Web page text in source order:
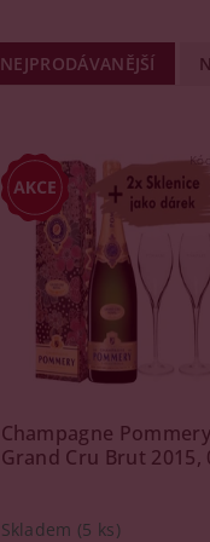
NEJPRODÁVANĚJŠÍ
Champagne Pommery
Grand Cru Brut 2015,
Skladem (5 ks)